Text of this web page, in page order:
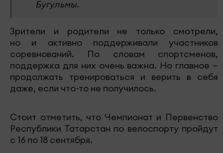
Бугульмы.
Зрители и родители не только смотрели,
но и активно поддерживали участников
соревнований. По словам спортсменов,
поддержка для них очень важна. Но главное —
продолжать тренироваться и верить в себя
даже, если что-то не получилось.
Стоит отметить, что Чемпионат и Первенство
Республики Татарстан по велоспорту пройдут
с 16 по 18 сентября.